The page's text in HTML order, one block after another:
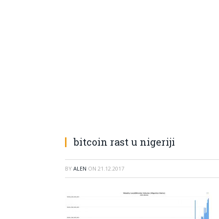
bitcoin rast u nigeriji
BY ALEN ON 21.12.2017